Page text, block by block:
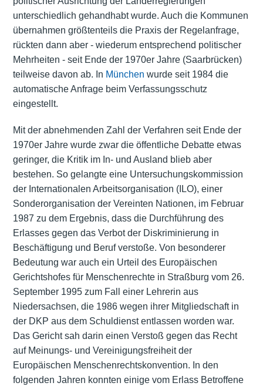
unterschiedlich gehandhabt wurde. Auch die Kommunen
übernahmen größtenteils die Praxis der Regelanfrage,
rückten dann aber - wiederum entsprechend politischer
Mehrheiten - seit Ende der 1970er Jahre (Saarbrücken)
teilweise davon ab. In München wurde seit 1984 die
automatische Anfrage beim Verfassungsschutz
eingestellt.
Mit der abnehmenden Zahl der Verfahren seit Ende der
1970er Jahre wurde zwar die öffentliche Debatte etwas
geringer, die Kritik im In- und Ausland blieb aber
bestehen. So gelangte eine Untersuchungskommission
der Internationalen Arbeitsorganisation (ILO), einer
Sonderorganisation der Vereinten Nationen, im Februar
1987 zu dem Ergebnis, dass die Durchführung des
Erlasses gegen das Verbot der Diskriminierung in
Beschäftigung und Beruf verstoße. Von besonderer
Bedeutung war auch ein Urteil des Europäischen
Gerichtshofes für Menschenrechte in Straßburg vom 26.
September 1995 zum Fall einer Lehrerin aus
Niedersachsen, die 1986 wegen ihrer Mitgliedschaft in
der DKP aus dem Schuldienst entlassen worden war.
Das Gericht sah darin einen Verstoß gegen das Recht
auf Meinungs- und Vereinigungsfreiheit der
Europäischen Menschenrechtskonvention. In den
folgenden Jahren konnten einige vom Erlass Betroffene